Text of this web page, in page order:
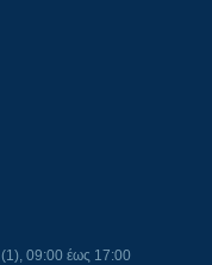
09:00 έως 17:00